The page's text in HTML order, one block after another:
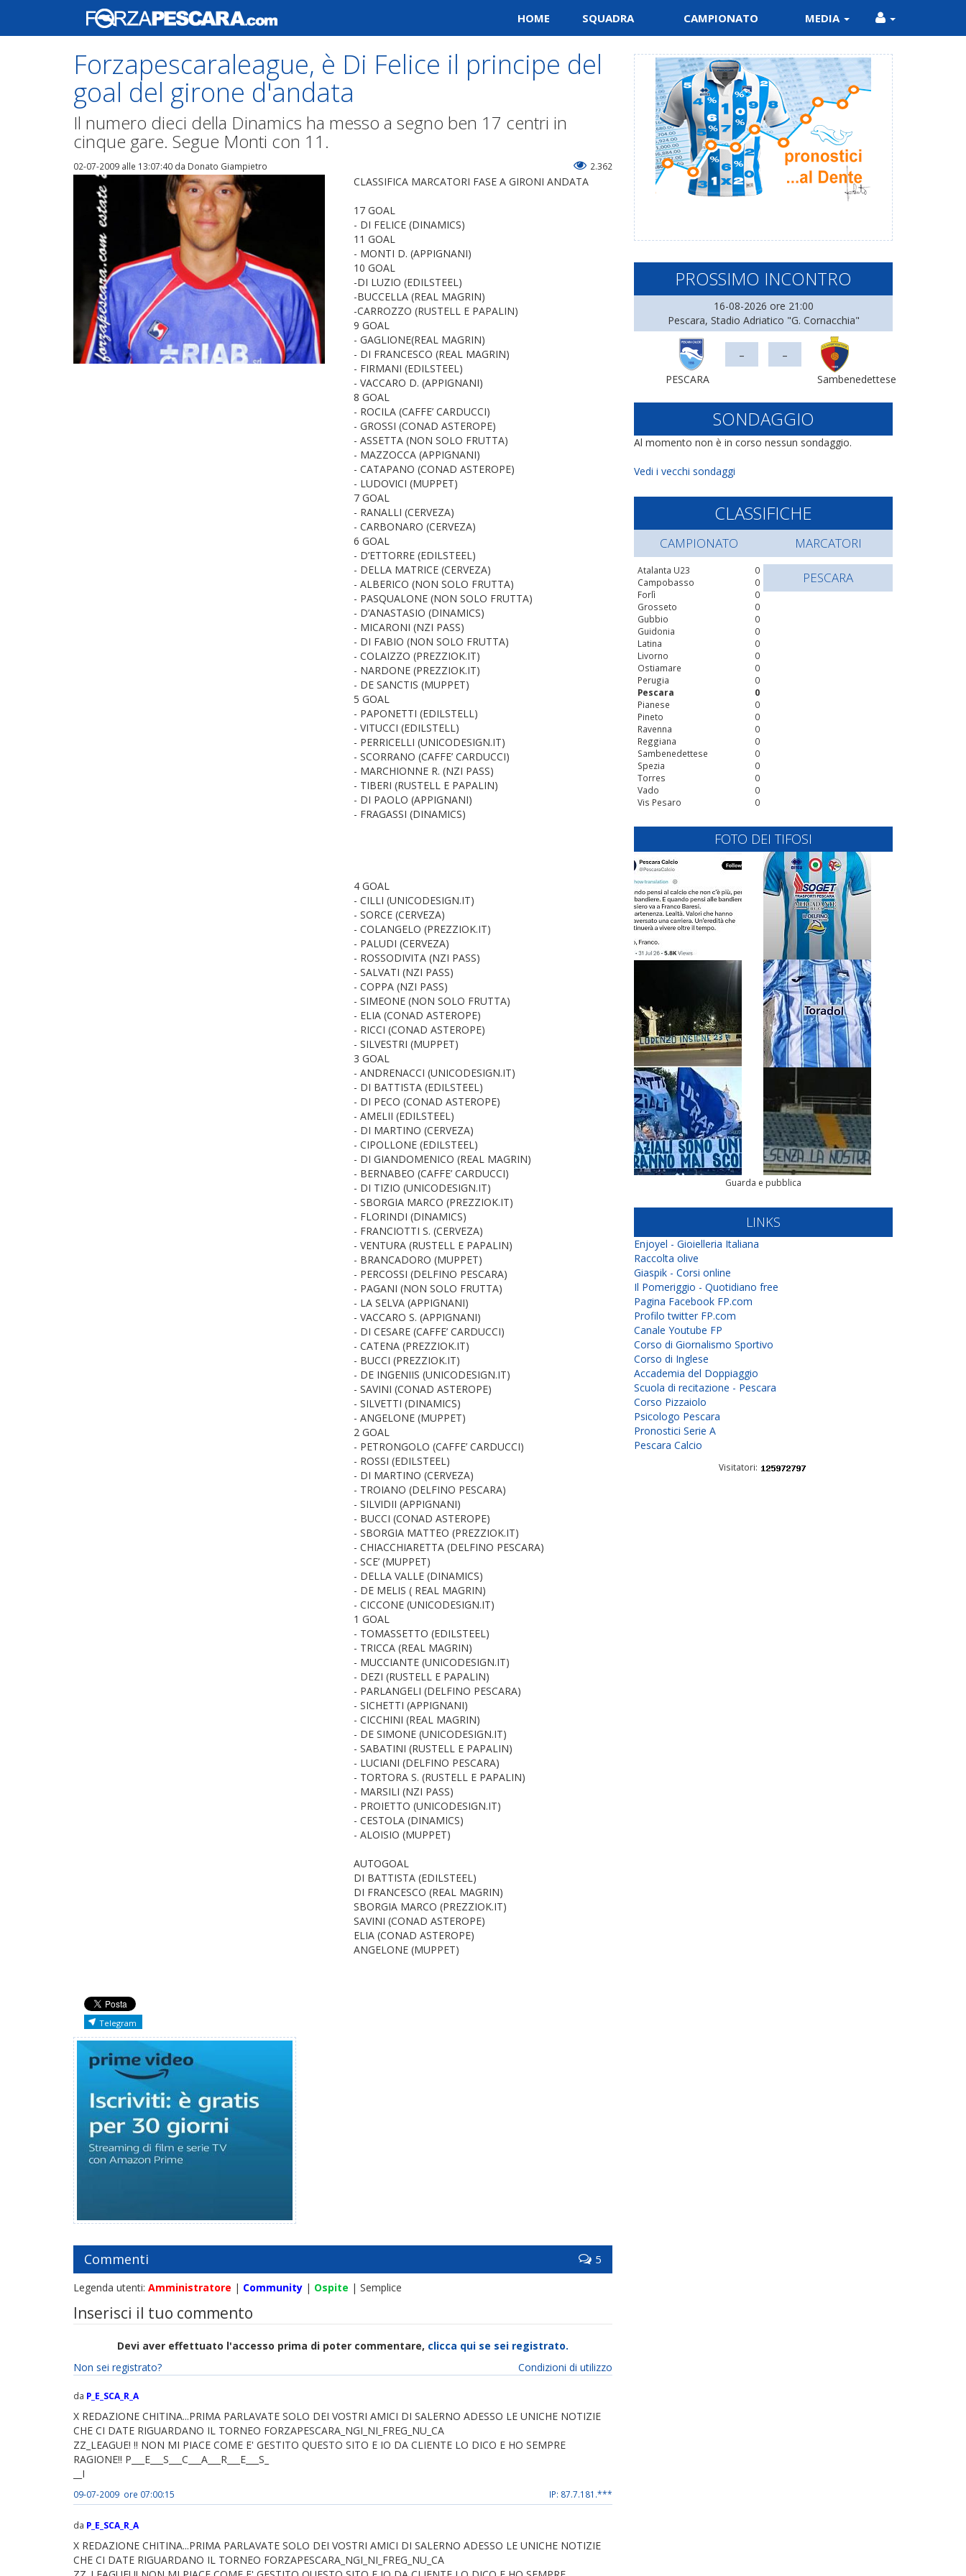
HOME SQUADRA CAMPIONATO MEDIA
Forzapescaraleague, è Di Felice il principe del
goal del girone d'andata
Il numero dieci della Dinamics ha messo a segno ben 17 centri in
cinque gare. Segue Monti con 11.
02-07-2009 alle 13:07:40 da Donato Giampietro 2.362
CLASSIFICA MARCATORI FASE A GIRONI ANDATA
17 GOAL
- DI FELICE (DINAMICS)
11 GOAL
- MONTI D. (APPIGNANI)
10 GOAL
-DI LUZIO (EDILSTEEL)
-BUCCELLA (REAL MAGRIN)
-CARROZZO (RUSTELL E PAPALIN)
9 GOAL
- GAGLIONE(REAL MAGRIN)
- DI FRANCESCO (REAL MAGRIN)
- FIRMANI (EDILSTEEL)
- VACCARO D. (APPIGNANI)
8 GOAL
- ROCILA (CAFFE’ CARDUCCI)
- GROSSI (CONAD ASTEROPE)
- ASSETTA (NON SOLO FRUTTA)
- MAZZOCCA (APPIGNANI)
- CATAPANO (CONAD ASTEROPE)
- LUDOVICI (MUPPET)
7 GOAL
- RANALLI (CERVEZA)
- CARBONARO (CERVEZA)
6 GOAL
- D’ETTORRE (EDILSTEEL)
- DELLA MATRICE (CERVEZA)
- ALBERICO (NON SOLO FRUTTA)
- PASQUALONE (NON SOLO FRUTTA)
- D’ANASTASIO (DINAMICS)
- MICARONI (NZI PASS)
- DI FABIO (NON SOLO FRUTTA)
- COLAIZZO (PREZZIOK.IT)
- NARDONE (PREZZIOK.IT)
- DE SANCTIS (MUPPET)
5 GOAL
- PAPONETTI (EDILSTELL)
- VITUCCI (EDILSTELL)
- PERRICELLI (UNICODESIGN.IT)
- SCORRANO (CAFFE’ CARDUCCI)
- MARCHIONNE R. (NZI PASS)
- TIBERI (RUSTELL E PAPALIN)
- DI PAOLO (APPIGNANI)
- FRAGASSI (DINAMICS)
4 GOAL
- CILLI (UNICODESIGN.IT)
- SORCE (CERVEZA)
- COLANGELO (PREZZIOK.IT)
- PALUDI (CERVEZA)
- ROSSODIVITA (NZI PASS)
- SALVATI (NZI PASS)
- COPPA (NZI PASS)
- SIMEONE (NON SOLO FRUTTA)
- ELIA (CONAD ASTEROPE)
- RICCI (CONAD ASTEROPE)
- SILVESTRI (MUPPET)
3 GOAL
- ANDRENACCI (UNICODESIGN.IT)
- DI BATTISTA (EDILSTEEL)
- DI PECO (CONAD ASTEROPE)
- AMELII (EDILSTEEL)
- DI MARTINO (CERVEZA)
- CIPOLLONE (EDILSTEEL)
- DI GIANDOMENICO (REAL MAGRIN)
- BERNABEO (CAFFE’ CARDUCCI)
- DI TIZIO (UNICODESIGN.IT)
- SBORGIA MARCO (PREZZIOK.IT)
- FLORINDI (DINAMICS)
- FRANCIOTTI S. (CERVEZA)
- VENTURA (RUSTELL E PAPALIN)
- BRANCADORO (MUPPET)
- PERCOSSI (DELFINO PESCARA)
- PAGANI (NON SOLO FRUTTA)
- LA SELVA (APPIGNANI)
- VACCARO S. (APPIGNANI)
- DI CESARE (CAFFE’ CARDUCCI)
- CATENA (PREZZIOK.IT)
- BUCCI (PREZZIOK.IT)
- DE INGENIIS (UNICODESIGN.IT)
- SAVINI (CONAD ASTEROPE)
- SILVETTI (DINAMICS)
- ANGELONE (MUPPET)
2 GOAL
- PETRONGOLO (CAFFE’ CARDUCCI)
- ROSSI (EDILSTEEL)
- DI MARTINO (CERVEZA)
- TROIANO (DELFINO PESCARA)
- SILVIDII (APPIGNANI)
- BUCCI (CONAD ASTEROPE)
- SBORGIA MATTEO (PREZZIOK.IT)
- CHIACCHIARETTA (DELFINO PESCARA)
- SCE’ (MUPPET)
- DELLA VALLE (DINAMICS)
- DE MELIS ( REAL MAGRIN)
- CICCONE (UNICODESIGN.IT)
1 GOAL
- TOMASSETTO (EDILSTEEL)
- TRICCA (REAL MAGRIN)
- MUCCIANTE (UNICODESIGN.IT)
- DEZI (RUSTELL E PAPALIN)
- PARLANGELI (DELFINO PESCARA)
- SICHETTI (APPIGNANI)
- CICCHINI (REAL MAGRIN)
- DE SIMONE (UNICODESIGN.IT)
- SABATINI (RUSTELL E PAPALIN)
- LUCIANI (DELFINO PESCARA)
- TORTORA S. (RUSTELL E PAPALIN)
- MARSILI (NZI PASS)
- PROIETTO (UNICODESIGN.IT)
- CESTOLA (DINAMICS)
- ALOISIO (MUPPET)
AUTOGOAL
DI BATTISTA (EDILSTEEL)
DI FRANCESCO (REAL MAGRIN)
SBORGIA MARCO (PREZZIOK.IT)
SAVINI (CONAD ASTEROPE)
ELIA (CONAD ASTEROPE)
ANGELONE (MUPPET)
Telegram
Commenti 5
Legenda utenti: Amministratore | Community | Ospite | Semplice
Inserisci il tuo commento
Devi aver effettuato l'accesso prima di poter commentare, clicca qui se sei registrato.
Condizioni di utilizzo
Non sei registrato?
da P_E_SCA_R_A
X REDAZIONE CHITINA...PRIMA PARLAVATE SOLO DEI VOSTRI AMICI DI SALERNO ADESSO LE UNICHE NOTIZIE
CHE CI DATE RIGUARDANO IL TORNEO FORZAPESCARA_NGI_NI_FREG_NU_CA
ZZ_LEAGUE! !! NON MI PIACE COME E' GESTITO QUESTO SITO E IO DA CLIENTE LO DICO E HO SEMPRE
RAGIONE!! P___E___S___C___A___R___E___S_
__I
09-07-2009 ore 07:00:15 IP: 87.7.181.***
da P_E_SCA_R_A
X REDAZIONE CHITINA...PRIMA PARLAVATE SOLO DEI VOSTRI AMICI DI SALERNO ADESSO LE UNICHE NOTIZIE
CHE CI DATE RIGUARDANO IL TORNEO FORZAPESCARA_NGI_NI_FREG_NU_CA
PROSSIMO INCONTRO
16-08-2026 ore 21:00
Pescara, Stadio Adriatico "G. Cornacchia"
PESCARA
- -
Sambenedettese
SONDAGGIO
Al momento non è in corso nessun sondaggio.
Vedi i vecchi sondaggi
CLASSIFICHE
CAMPIONATO
0
Atalanta U23
0
Campobasso
0
Forlì
0
Grosseto
0
Gubbio
0
Guidonia
0
Latina
0
Livorno
0
Ostiamare
0
Perugia
0
Pescara
0
Pianese
0
Pineto
0
Ravenna
0
Reggiana
0
Sambenedettese
0
Spezia
0
Torres
0
Vado
0
Vis Pesaro
MARCATORI
PESCARA
FOTO DEI TIFOSI
Guarda e pubblica
LINKS
Enjoyel - Gioielleria Italiana
Raccolta olive
Giaspik - Corsi online
Il Pomeriggio - Quotidiano free
Pagina Facebook FP.com
Profilo twitter FP.com
Canale Youtube FP
Corso di Giornalismo Sportivo
Corso di Inglese
Accademia del Doppiaggio
Scuola di recitazione - Pescara
Corso Pizzaiolo
Psicologo Pescara
Pronostici Serie A
Pescara Calcio
Visitatori: